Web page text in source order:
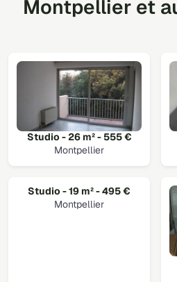
Montpellier et
Studio - 26 m² - 555 €
Montpellier
Studio - 19 m² - 495 €
Montpellier